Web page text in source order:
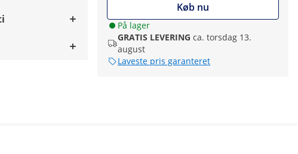
Køb nu
På lager
GRATIS LEVERING ca. torsdag 13.
august
Laveste pris garanteret